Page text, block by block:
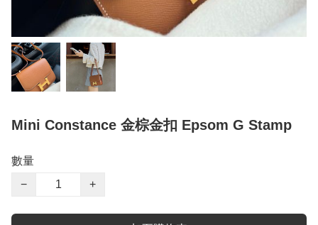
Mini Constance 金棕金扣 Epsom G Stamp
數量
−
+